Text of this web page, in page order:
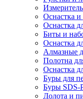
Оснастка
Оснастка
Биты и
Оснастка
Алмазные
Полотна
Оснастка
Буры для
Буры SDS-
Долота и